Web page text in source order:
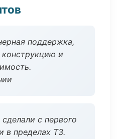
поддержка,
и
с первого
в пределах ТЗ.